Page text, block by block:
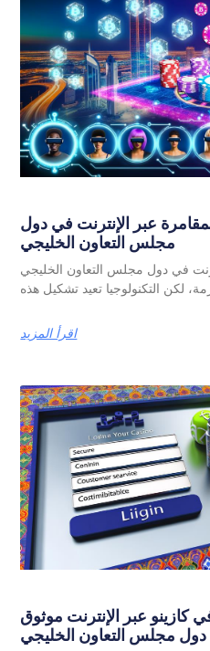
عبر الإنترنت في دول
مجلس التعاون الخليجي
في دول مجلس التعاون الخليجي
لكن التكنولوجيا تعيد تشكيل هذه
اقرأ المزيد
عبر الإنترنت موثوق
دول مجلس التعاون الخليجي